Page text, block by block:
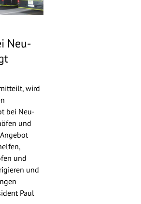
Neu-
wird
bei Neu-
und
und
und
Paul